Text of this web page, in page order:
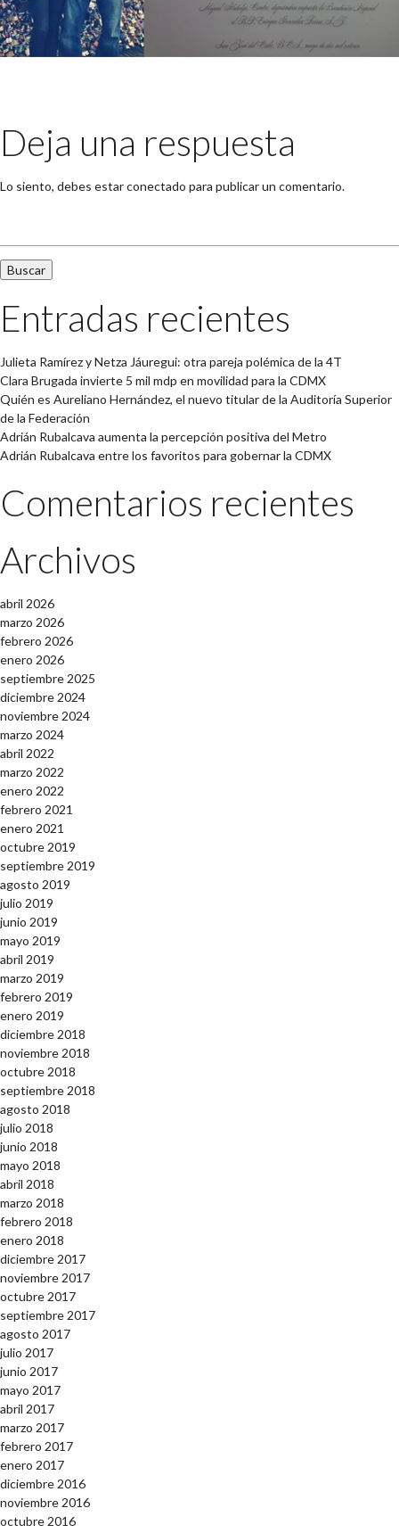
Deja una respuesta
Lo siento, debes estarconectado para publicar un comentario.
Entradas recientes
Julieta Ramírez y Netza Jáuregui: otra pareja polémica de la 4T
Clara Brugada invierte 5 mil mdp en movilidad para la CDMX
Quién es Aureliano Hernández, el nuevo titular de la Auditoría Superior
de la Federación
Adrián Rubalcava aumenta la percepción positiva del Metro
Adrián Rubalcava entre los favoritos para gobernar la CDMX
Comentarios recientes
Archivos
abril 2026
marzo 2026
febrero 2026
enero 2026
septiembre 2025
diciembre 2024
noviembre 2024
marzo 2024
abril 2022
marzo 2022
enero 2022
febrero 2021
enero 2021
octubre 2019
septiembre 2019
agosto 2019
julio 2019
junio 2019
mayo 2019
abril 2019
marzo 2019
febrero 2019
enero 2019
diciembre 2018
noviembre 2018
octubre 2018
septiembre 2018
agosto 2018
julio 2018
junio 2018
mayo 2018
abril 2018
marzo 2018
febrero 2018
enero 2018
diciembre 2017
noviembre 2017
octubre 2017
septiembre 2017
agosto 2017
julio 2017
junio 2017
mayo 2017
abril 2017
marzo 2017
febrero 2017
enero 2017
diciembre 2016
noviembre 2016
octubre 2016